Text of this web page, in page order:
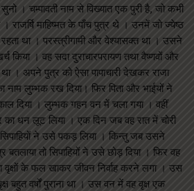
। चम्पावती नाम से विख्यात एक पुरी है, जो कभी
। राजर्षि माहिष्मत के पाँच पुत्र थे । उनमें जो ज्येष्ठ
रहता था । परस्त्रीगामी और वेश्यासक्त था । उसने
किया । वह सदा दुराचारपरायण तथा वैष्णवों और
। अपने पुत्र को ऐसा पापाचारी देखकर राजा
नाम लुम्भक रख दिया। फिर पिता और भाईयों ने
दिया । लुम्भक गहन वन में चला गया । वहीं
धन लूट लिया । एक दिन जब वह रात में चोरी
ने उसे पकड़ लिया । किन्तु जब उसने
बतलाया तो सिपाहियों ने उसे छोड़ दिया । फिर वह
के फल खाकर जीवन निर्वाह करने लगा । उस
बहुत वर्षों पुराना था । उस वन में वह वृक्ष एक